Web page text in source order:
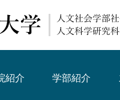
紹介 学部紹介